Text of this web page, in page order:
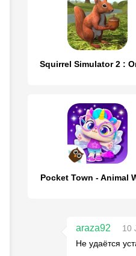
Squirrel Simulator 2 :
Pocket Town - Animal
araza92
10
Не удаётся